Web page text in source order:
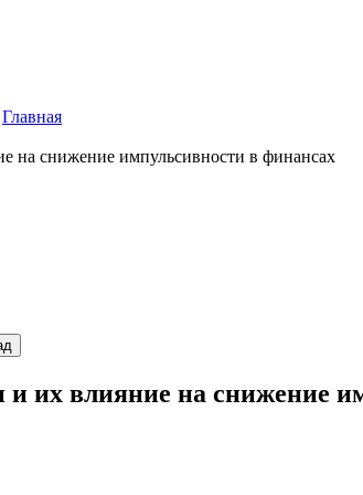
Главная
на снижение импульсивности в финансах
их влияние на снижение